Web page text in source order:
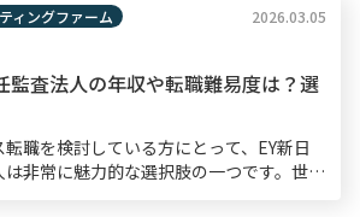
ィングファーム
2026.03.05
監査法人の年収や転職難易度は？選
職を検討している方にとって、EY新日
非常に魅力的な選択肢の一つです。世界